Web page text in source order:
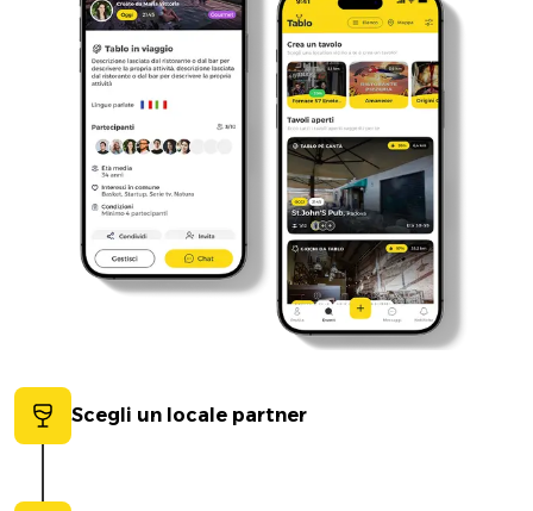
Scegli un locale partner